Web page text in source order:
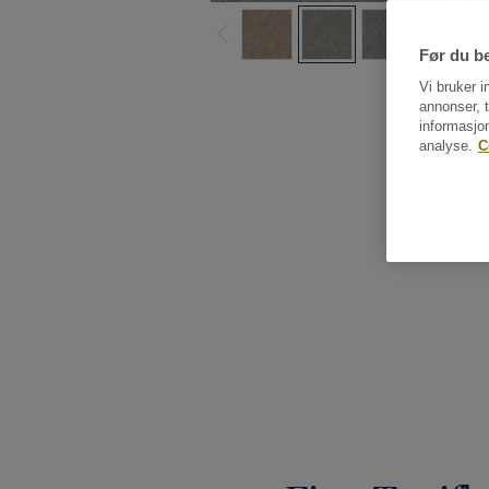
Før du
Vi bruker
annonser,
analyse.